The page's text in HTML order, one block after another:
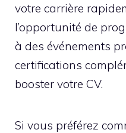
votre carrière
l’opportunité de
à des événements
certifications
booster votre CV.
Si vous préférez